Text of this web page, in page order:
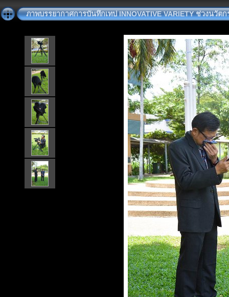
ภาพบรรยากาศการบันทึกเทป INNOVATIVE VARIETY ช่วงนวั